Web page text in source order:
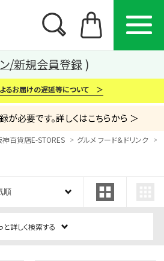
ブランド 特集
から探す
/新規会員登録
るお届けの遅延等について ＞
必要です。詳しくはこちらから ＞
神百貨店E-STORES グルメ フード＆ドリンク
と詳しく検索する